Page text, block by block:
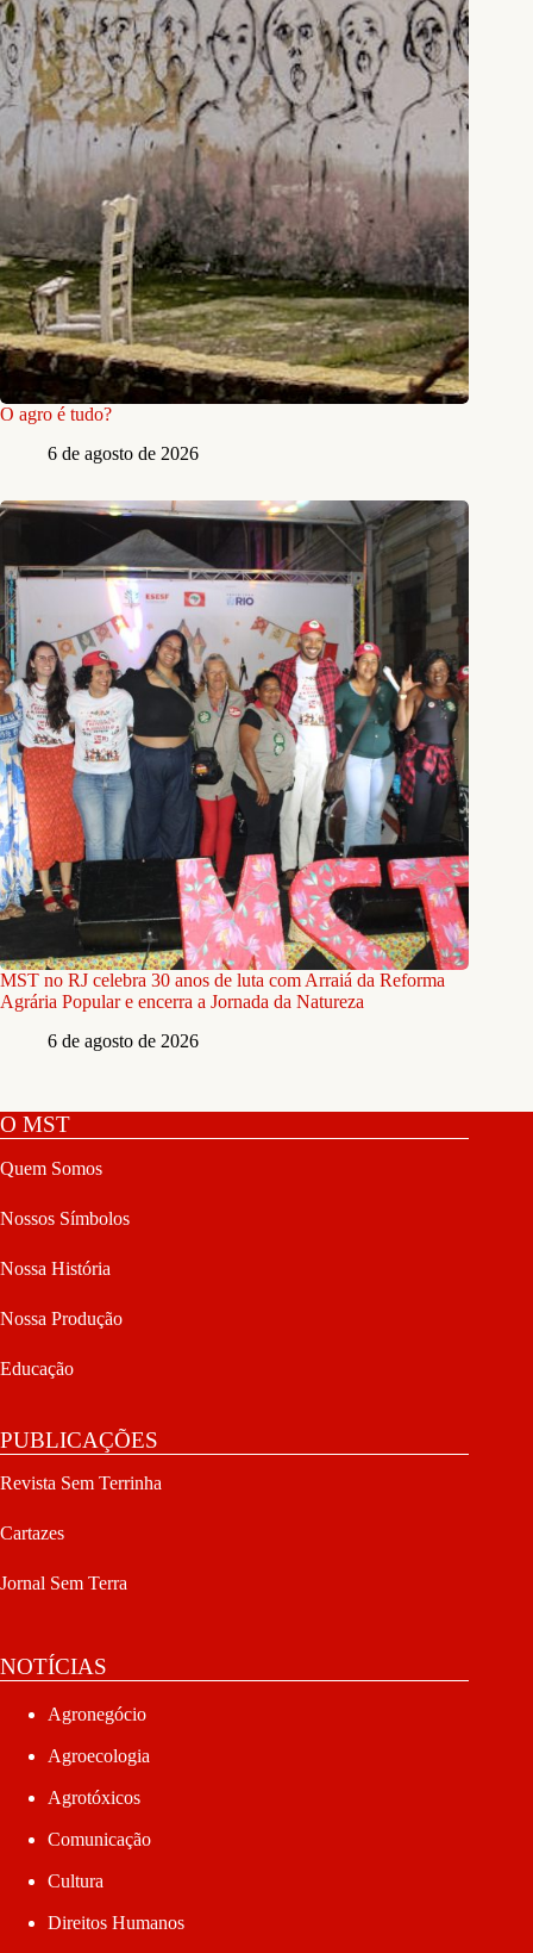
O agro é tudo?
6 de agosto de 2026
MST no RJ celebra 30 anos de luta com Arraiá da Reforma
Agrária Popular e encerra a Jornada da Natureza
6 de agosto de 2026
O MST
Quem Somos
Nossos Símbolos
Nossa História
Nossa Produção
Educação
PUBLICAÇÕES
Revista Sem Terrinha
Cartazes
Jornal Sem Terra
NOTÍCIAS
Agronegócio
Agroecologia
Agrotóxicos
Comunicação
Cultura
Direitos Humanos